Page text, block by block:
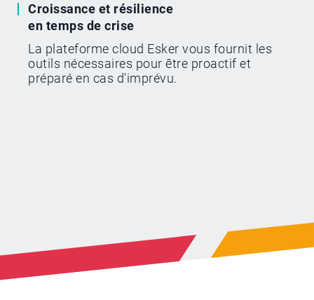
Croissance et résilience
en temps de crise
La plateforme cloud Esker vous fournit les
outils nécessaires pour être proactif et
préparé en cas d'imprévu.